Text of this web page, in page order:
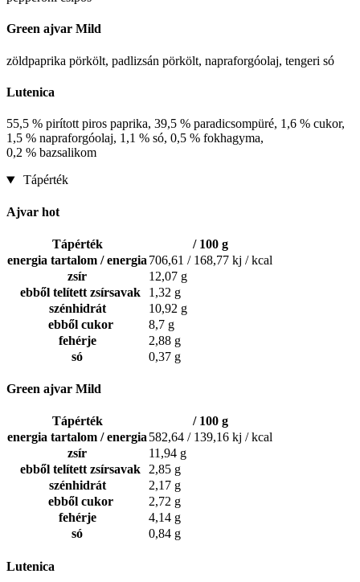
Green ajvar Mild
zöldpaprika pörkölt, padlizsán pörkölt, napraforgóolaj, tengeri só
Lutenica
55,5 % pirított piros paprika, 39,5 % paradicsompüré, 1,6 % cukor,
1,5 % napraforgóolaj, 1,1 % só, 0,5 % fokhagyma,
0,2 % bazsalikom
Tápérték
Ajvar hot
Tápérték
/ 100 g
energia tartalom / energia 706,61 / 168,77 kj / kcal
zsír
12,07 g
ebből telített zsírsavak
1,32 g
szénhidrát
10,92 g
ebből cukor
8,7 g
fehérje
2,88 g
só
0,37 g
Green ajvar Mild
Tápérték
/ 100 g
energia tartalom / energia 582,64 / 139,16 kj / kcal
zsír
11,94 g
ebből telített zsírsavak
2,85 g
szénhidrát
2,17 g
ebből cukor
2,72 g
fehérje
4,14 g
só
0,84 g
Lutenica